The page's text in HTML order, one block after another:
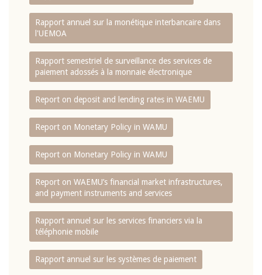
Rapport annuel sur la monétique interbancaire dans
l'UEMOA
Rapport semestriel de surveillance des services de
paiement adossés à la monnaie électronique
Report on deposit and lending rates in WAEMU
Report on Monetary Policy in WAMU
Report on Monetary Policy in WAMU
Report on WAEMU’s financial market infrastructures,
and payment instruments and services
Rapport annuel sur les services financiers via la
téléphonie mobile
Rapport annuel sur les systèmes de paiement